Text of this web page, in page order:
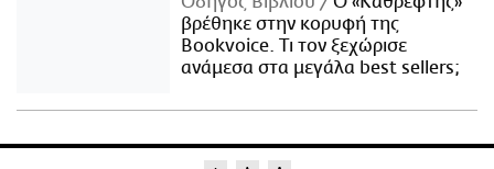
βρέθηκε στην κορυφή της
Bookvoice. Τι τον ξεχώρισε
ανάμεσα στα μεγάλα best sellers;